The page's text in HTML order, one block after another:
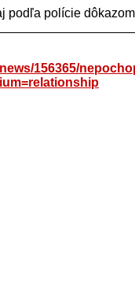
podľa polície
156365/